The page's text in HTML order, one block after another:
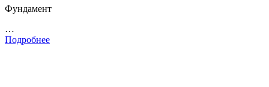
Фундамент
…
Подробнее